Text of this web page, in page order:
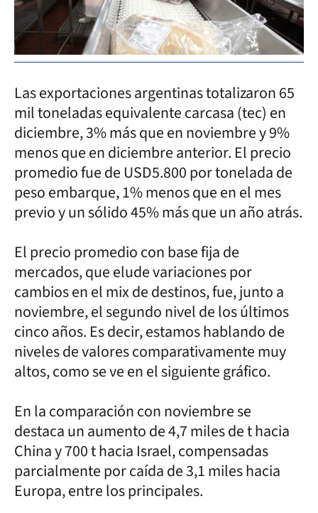
Las exportaciones argentinas totalizaron 65
mil toneladas equivalente carcasa (tec) en
diciembre, 3% más que en noviembre y 9%
menos que en diciembre anterior. El precio
promedio fue de USD5.800 por tonelada de
peso embarque, 1% menos que en el mes
previo y un sólido 45% más que un año atrás.
El precio promedio con base fija de
mercados, que elude variaciones por
cambios en el mix de destinos, fue, junto a
noviembre, el segundo nivel de los últimos
cinco años. Es decir, estamos hablando de
niveles de valores comparativamente muy
altos, como se ve en el siguiente gráfico.
En la comparación con noviembre se
destaca un aumento de 4,7 miles de t hacia
China y 700 t hacia Israel, compensadas
parcialmente por caída de 3,1 miles hacia
Europa, entre los principales.